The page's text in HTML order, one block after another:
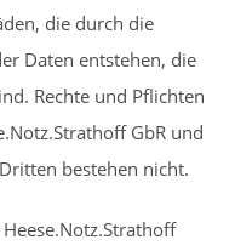
die durch die
Daten entstehen, die
Rechte und Pflichten
GbR und
bestehen nicht.